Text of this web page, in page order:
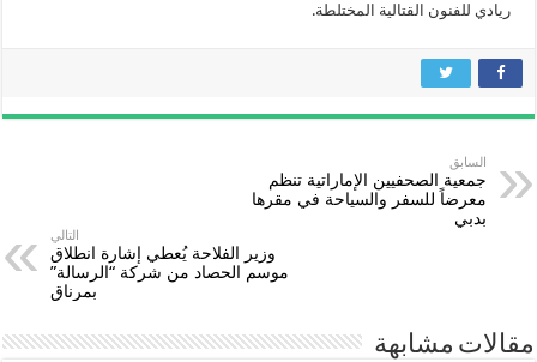
ريادي للفنون القتالية المختلطة.
السابق
جمعية الصحفيين الإماراتية تنظم
معرضاً للسفر والسياحة في مقرها
بدبي
التالي
وزير الفلاحة يُعطي إشارة انطلاق
موسم الحصاد من شركة “الرسالة”
بمرناق
مقالات مشابهة